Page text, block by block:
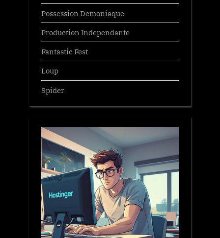
Possession Demoniaque
Production Independante
Fantastic Fest
Loup
Spider